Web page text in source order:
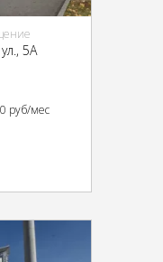
5А
руб/мес